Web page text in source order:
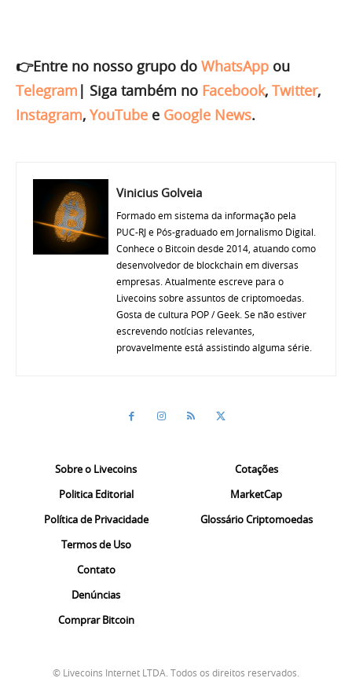
👉Entre no nosso grupo do WhatsApp ou
Telegram | Siga também no Facebook, Twitter,
Instagram, YouTube e Google News.
Vinicius Golveia
Formado em sistema da informação pela
PUC-RJ e Pós-graduado em Jornalismo Digital.
Conhece o Bitcoin desde 2014, atuando como
desenvolvedor de blockchain em diversas
empresas. Atualmente escreve para o
Livecoins sobre assuntos de criptomoedas.
Gosta de cultura POP / Geek. Se não estiver
escrevendo notícias relevantes,
provavelmente está assistindo alguma série.
Sobre o Livecoins
Politica Editorial
Política de Privacidade
Termos de Uso
Contato
Denúncias
Comprar Bitcoin
Cotações
MarketCap
Glossário Criptomoedas
© Livecoins Internet LTDA. Todos os direitos reservados.